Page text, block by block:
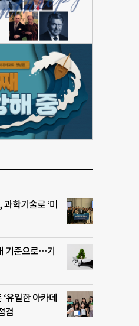
학기술로 ‘미
기준으로…기
유일한 아카데
검